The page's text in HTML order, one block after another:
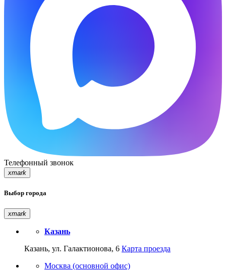
Телефонный звонок
xmark
Выбор города
xmark
Казань
Казань, ул. Галактионова, 6 Карта проезда
Москва (основной офис)